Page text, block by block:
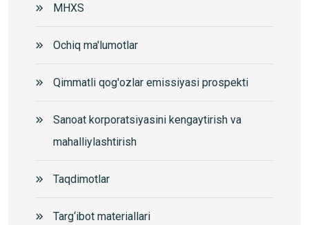
MHXS
Ochiq ma'lumotlar
Qimmatli qog'ozlar emissiyasi prospekti
Sanoat korporatsiyasini kengaytirish va
mahalliylashtirish
Taqdimotlar
Targ‘ibot materiallari